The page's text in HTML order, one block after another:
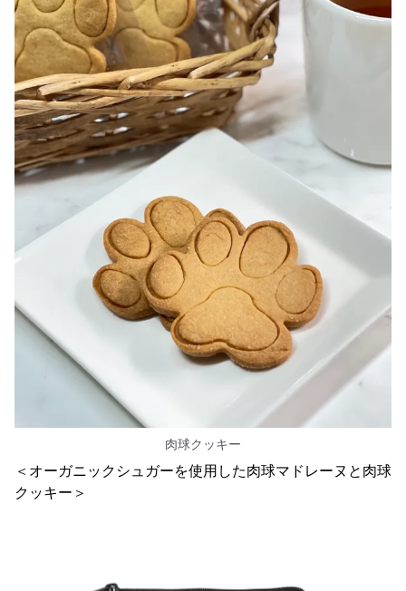
肉球クッキー
＜オーガニックシュガーを使用した肉球マドレーヌと肉球
クッキー＞